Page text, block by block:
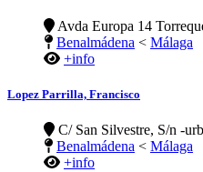
Avda Europa 14
Benalmádena < Málaga
+info
Lopez Parrilla, Francisco
C/ San Silvestre, S/n -
Benalmádena < Málaga
+info